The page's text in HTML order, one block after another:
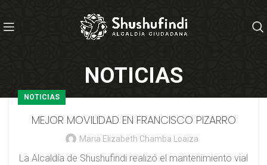
NOTICIAS
NOTICIAS
MEJOR MOVILIDAD EN FRANCISCO PIZARRO
Maria Elizabeth Chamba Loaiza
La Alcaldía de Shushufindi realizó el mantenimiento vial